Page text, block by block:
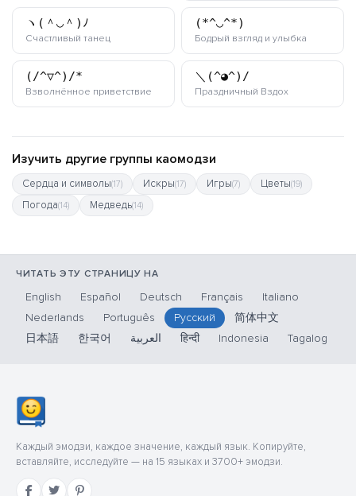
ヽ(＾◡＾)ﾉ
Счастливый танецкаомодзи
(*^◡^*)
Бодрый взгляд и улыбка
(/^▽^)/*
Взволнённое приветствие каомодзи
＼(^◕^)/
Праздничный Вздохкаомодзи
Изучить другие группы каомодзи
Сердца и символы(17) Искры(17) Игры(7) Цветы(19)
Погода(14) Медведь(14)
ЧИТАТЬ ЭТУ СТРАНИЦУ НА
English Español Deutsch Français
Italiano
Nederlands
Português Русский
简体中文
日本語
한국어 العربية हिन्दी Indonesia Tagalog
Каждый эмодзи, каждое значение, каждый язык. Копируйте,
вставляйте, исследуйте — на 15 языках и 3700+ эмодзи.